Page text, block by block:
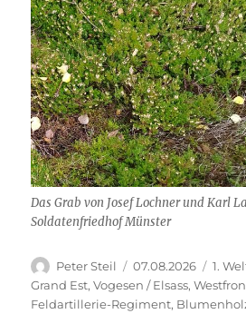
Das Grab von Josef Lochner und Karl
Soldatenfriedhof Münster
Autor
Peter Steil
Veröffentlicht
am
07.08.2026 1.
Grand Est,Vogesen / Elsass,
Feldartillerie-Regiment,